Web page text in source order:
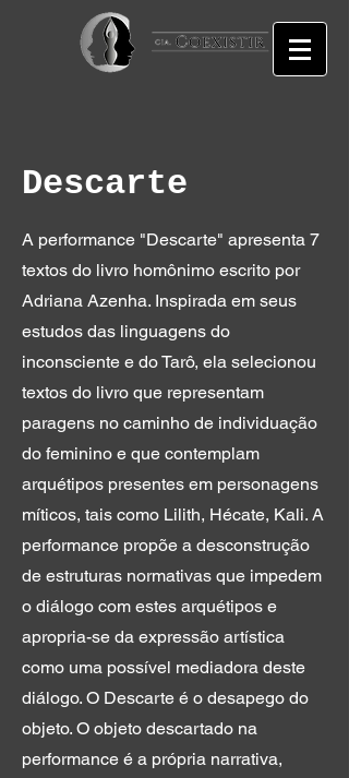
Descarte
A performance "Descarte" apresenta 7
textos do livro homônimo escrito por
Adriana Azenha. Inspirada em seus
estudos das linguagens do
inconsciente e do Tarô, ela selecionou
textos do livro que representam
paragens no caminho de individuação
do feminino e que contemplam
arquétipos presentes em personagens
míticos, tais como Lilith, Hécate, Kali. A
performance propõe a desconstrução
de estruturas normativas que impedem
o diálogo com estes arquétipos e
apropria-se da expressão artística
como uma possível mediadora deste
diálogo. O Descarte é o desapego do
objeto. O objeto descartado na
performance é a própria narrativa,